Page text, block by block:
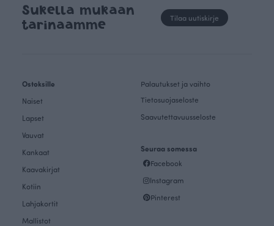
Sukella mukaan
tarinaamme
Tilaa uutiskirje
Ostoksille
Naiset
Lapset
Vauvat
Kankaat
Kaavakirjat
Kotiin
Lahjakortit
Mallistot
Palautukset ja vaihto
Tietosuojaseloste
Saavutettavuusseloste
Seuraa somessa
Facebook
Instagram
Pinterest